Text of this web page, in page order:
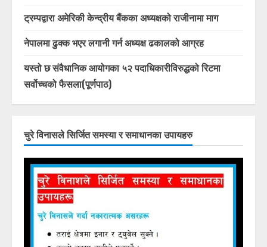
ट्रम्पद्वारा अमेरिकी केन्द्रीय बैंकका अध्यक्षको राजीनामा माग
नेपालमा ढुक्क भएर लगानी गर्न अध्यक्ष ढकालको आग्रह
यस्तो छ संवैधानिक आयोगका ५२ पदाधिकारीविरुद्धको रिटमा
सर्वोच्चको फैसला(पूर्णपाठ)
चुरे विनासले सिर्जित समस्या र समाधानका उपायहरु